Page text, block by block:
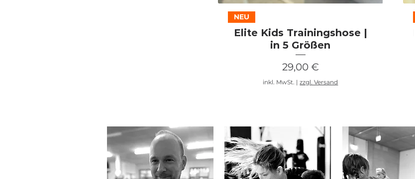
NEU
Elite Kids Trainingshose |
in 5 Größen
Preis
29,00 €
inkl. MwSt. |zzgl. Versand